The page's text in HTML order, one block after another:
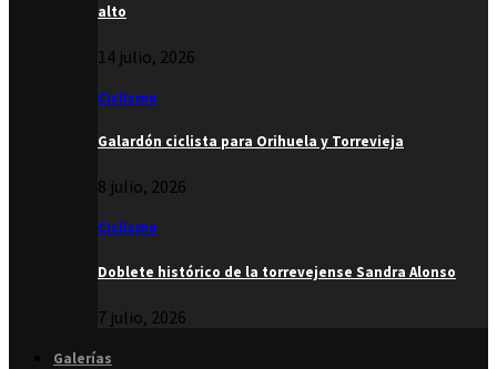
alto
14 julio, 2026
Ciclismo
Galardón ciclista para Orihuela y Torrevieja
8 julio, 2026
Ciclismo
Doblete histórico de la torrevejense Sandra Alonso
7 julio, 2026
Galerías